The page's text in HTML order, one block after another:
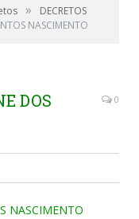
»
DECRETOS
NASCIMENTO
DOS
0
NASCIMENTO